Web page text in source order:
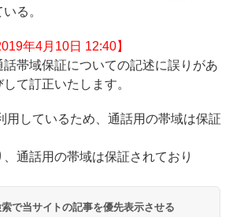
る。
年4月10日 12:40】
帯域保証についての記述に誤りがあ
て訂正いたします。
しているため、通話用の帯域は保証
通話用の帯域は保証されており
で当サイトの記事を優先表示させる